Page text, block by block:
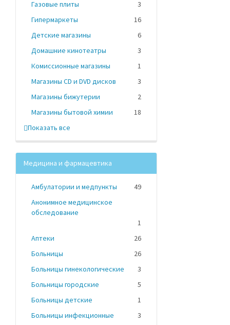
Газовые плиты
3
Гипермаркеты
16
Детские магазины
6
Домашние кинотеатры
3
Комиссионные магазины
1
Магазины CD и DVD дисков
3
Магазины бижутерии
2
Магазины бытовой химии
18
Показать все
Медицина и фармацевтика
Амбулатории и медпункты
49
Анонимное медицинское
обследование
1
Аптеки
26
Больницы
26
Больницы гинекологические
3
Больницы городские
5
Больницы детские
1
Больницы инфекционные
3